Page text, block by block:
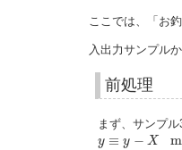
ここでは、「お
入出力サンプル
前処理
まず、サンプ
y ≡ y − X
y≡ y − mod A i